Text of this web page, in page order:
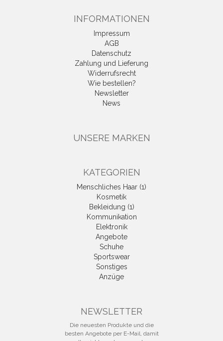
INFORMATIONEN
Impressum
AGB
Datenschutz
Zahlung und Lieferung
Widerrufsrecht
Wie bestellen?
Newsletter
News
UNSERE MARKEN
KATEGORIEN
Menschliches Haar (1)
Kosmetik
Bekleidung (1)
Kommunikation
Elektronik
Angebote
Schuhe
Sportswear
Sonstiges
Anzüge
NEWSLETTER
Die neuesten Produkte und die
besten Angebote per E-Mail, damit